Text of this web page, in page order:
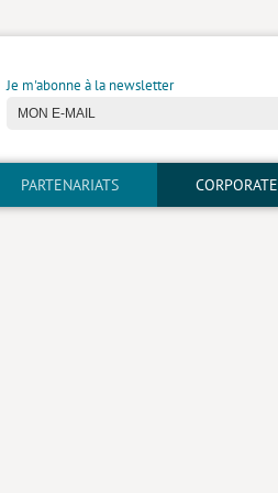
Je m'abonne à la newsletter
PARTENARIATS CORPORATE